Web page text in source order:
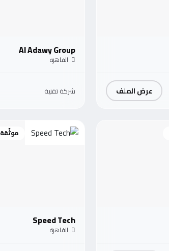
عرض الملف
Al Adawy Group
القاهرة
شركة تقنية
موثّقة
Speed Tech
القاهرة